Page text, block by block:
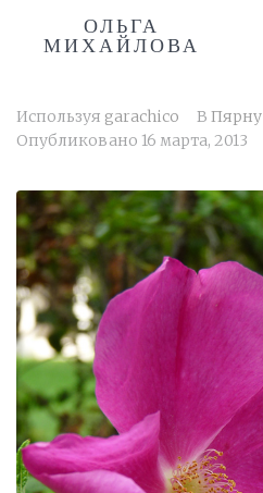
ОЛЬГА
МИХАЙЛОВА
Используя garachico В Пярну
Опубликовано 16 марта, 2013